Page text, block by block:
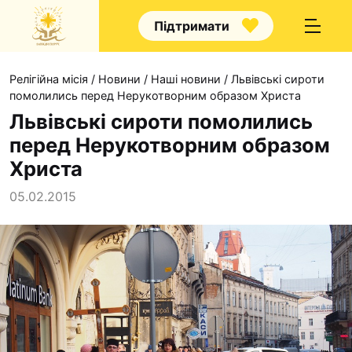
Підтримати
Про нас
Наші напрямки
Наш покровитель
Контакти
Проекти
Релігійна місія / Новини / Наші новини / Львівські сироти
помолились перед Нерукотворним образом Христа
Львівські сироти помолились
перед Нерукотворним образом
Христа
05.02.2015